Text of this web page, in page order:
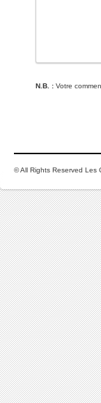
N.B. : Votre
© All Rights Reserved Les